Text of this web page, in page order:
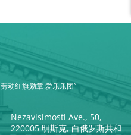
动红旗勋章 爱乐乐团”
Nezavisimosti Ave., 50,
220005 明斯克, 白俄罗斯共和